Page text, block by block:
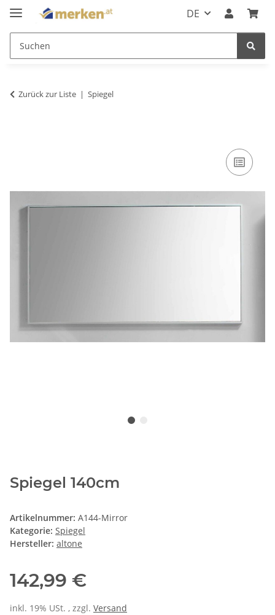
DE
Zurück zur Liste Spiegel
Spiegel 140cm
Artikelnummer: A144-Mirror
Kategorie: Spiegel
Hersteller: altone
142,99 €
inkl. 19% USt. , zzgl. Versand